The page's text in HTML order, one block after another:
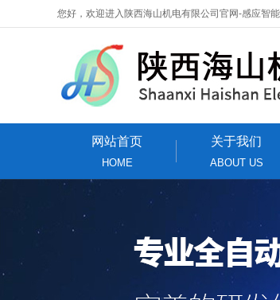
您好，欢迎进入陕西海山机电有限公司官网-感应智
网站首页
HOME
关于我们
ABOUT US